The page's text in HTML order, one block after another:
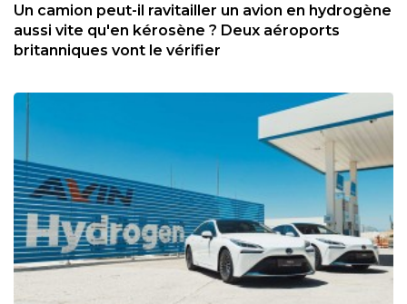
Un camion peut-il ravitailler un avion en hydrogène
aussi vite qu'en kérosène ? Deux aéroports
britanniques vont le vérifier